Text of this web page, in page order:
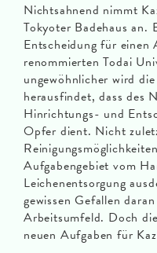
Nichtsahnend nimmt
Tokyoter Badehaus an.
Entscheidung für einen
renommierten Todai
ungewöhnlicher wird
herausfindet, dass des
Hinrichtungs- und
Opfer dient. Nicht
Aufgabengebiet vom
Leichenentsorgung
gewissen Gefallen
Arbeitsumfeld. Doch
neuen Aufgaben für